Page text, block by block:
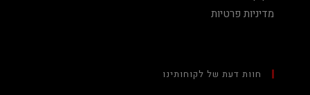
מדיניות פרטיות
חוות דעת של לקוחותינו